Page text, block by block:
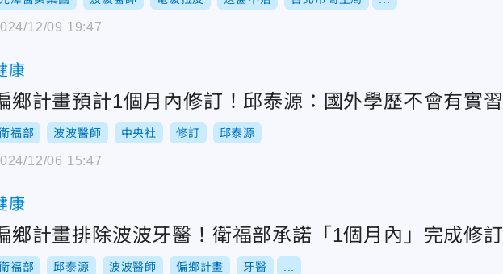
12/09 19:47
康
鄉計畫預計1個月內修訂！邱泰源：國外學歷不會有實
福部 波波醫師 中央社 修訂 邱泰源
12/06 15:47
康
鄉計畫排除波波牙醫！衛福部承諾「1個月內」完成修訂
福部 邱泰源 波波醫師 偏鄉計畫 牙醫